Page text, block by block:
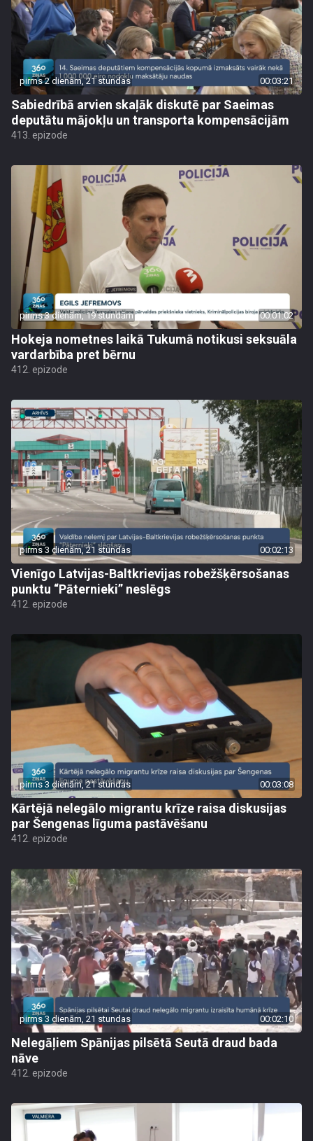
pirms 2 dienām, 21 stundas 00:03:21
Sabiedrībā arvien skaļāk diskutē par Saeimas
deputātu mājokļu un transporta kompensācijām
413. epizode
pirms 3 dienām, 19 stundām 00:01:02
Hokeja nometnes laikā Tukumā notikusi seksuāla
vardarbība pret bērnu
412. epizode
pirms 3 dienām, 21 stundas 00:02:13
Vienīgo Latvijas-Baltkrievijas robežšķērsošanas
punktu “Pāternieki” neslēgs
412. epizode
pirms 3 dienām, 21 stundas 00:03:08
Kārtējā nelegālo migrantu krīze raisa diskusijas
par Šengenas līguma pastāvēšanu
412. epizode
pirms 3 dienām, 21 stundas 00:02:10
Nelegāļiem Spānijas pilsētā Seutā draud bada
nāve
412. epizode